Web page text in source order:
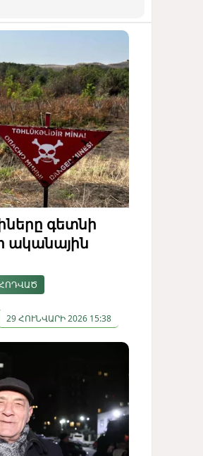
գետնի
29 ՀՈՒՆՎԱՐԻ 2026 15:38